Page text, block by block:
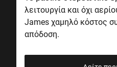
λειτουργία και όχι
James χαμηλό κόστος
απόδοση.